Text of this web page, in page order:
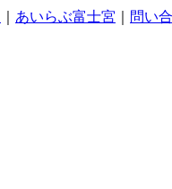
あいらぶ富士宮
問い